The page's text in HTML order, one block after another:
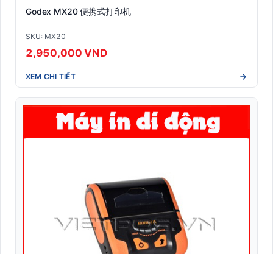
Godex MX20 便携式打印机
SKU: MX20
2,950,000 VND
XEM CHI TIẾT